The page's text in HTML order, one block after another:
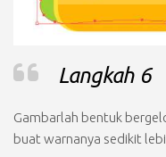
Langkah 6
Gambarlah bentuk
buat warnanya sedikit